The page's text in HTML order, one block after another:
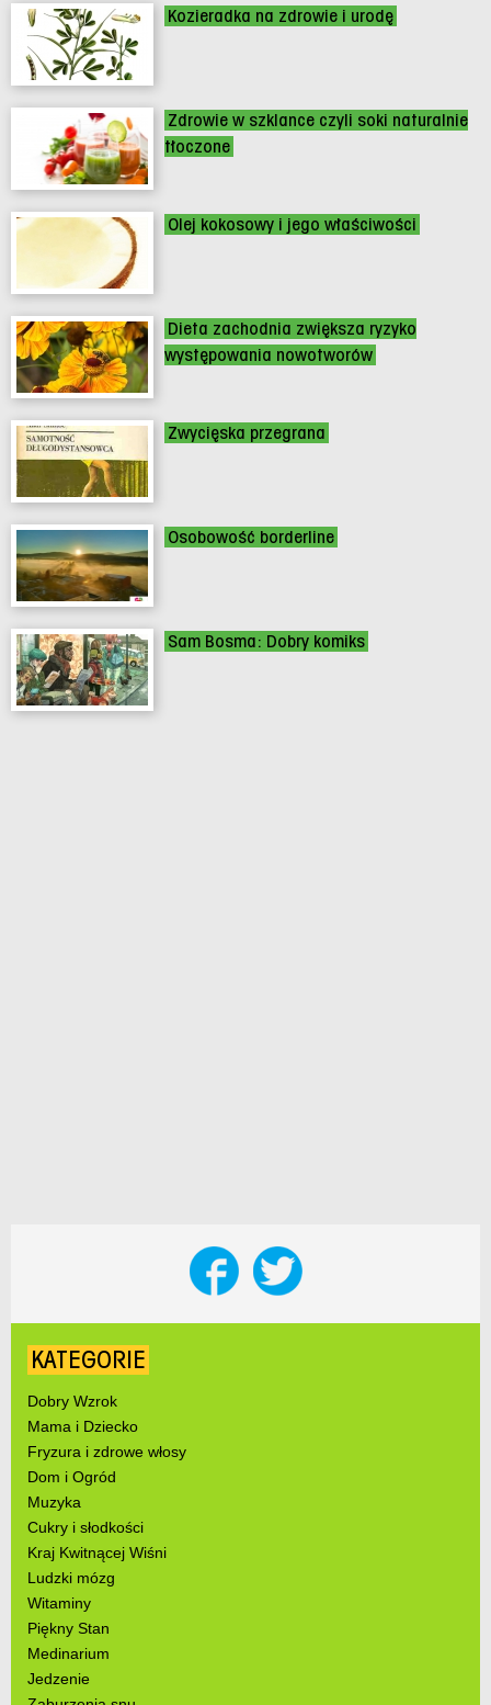
Kozieradka na zdrowie i urodę
Zdrowie w szklance czyli soki naturalnie
tłoczone
Olej kokosowy i jego właściwości
Dieta zachodnia zwiększa ryzyko
występowania nowotworów
Zwycięska przegrana
Osobowość borderline
Sam Bosma: Dobry komiks
KATEGORIE
Dobry Wzrok
Mama i Dziecko
Fryzura i zdrowe włosy
Dom i Ogród
Muzyka
Cukry i słodkości
Kraj Kwitnącej Wiśni
Ludzki mózg
Witaminy
Piękny Stan
Medinarium
Jedzenie